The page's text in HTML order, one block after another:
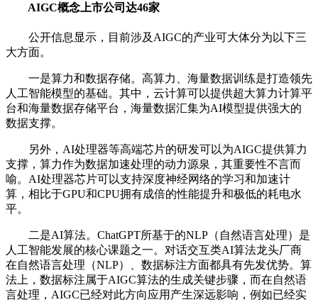
AIGC概念上市公司达46家
公开信息显示，目前涉及AIGC的产业可大体分为以下三
大方面。
一是算力和数据存储。高算力、海量数据训练是打造领先
人工智能模型的基础。其中，云计算可以提供超大算力计算平
台和海量数据存储平台，海量数据汇集为AI模型提供强大的
数据支撑。
另外，AI处理器等高端芯片的研发可以为AIGC提供算力
支撑，算力作为数据加速处理的动力源泉，其重要性不言而
喻。AI处理器芯片可以支持深度神经网络的学习和加速计
算，相比于GPU和CPU拥有成倍的性能提升和极低的耗电水
平。
二是AI算法。ChatGPT所基于的NLP（自然语言处理）是
人工智能发展的核心课题之一。对话交互类AI算法龙头厂商
在自然语言处理（NLP）、数据标注方面都具有先发优势。算
法上，数据标注属于AIGC算法的生成关键步骤，而在自然语
言处理，AIGC已经对此方向应用产生深远影响，例如已经实